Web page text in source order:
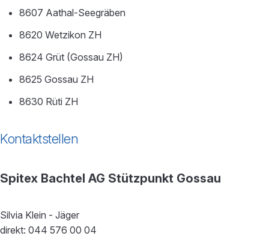
8607 Aathal-Seegräben
8620 Wetzikon ZH
8624 Grüt (Gossau ZH)
8625 Gossau ZH
8630 Rüti ZH
Kontaktstellen
Spitex Bachtel AG Stützpunkt Gossau
Silvia Klein - Jäger
direkt: 044 576 00 04